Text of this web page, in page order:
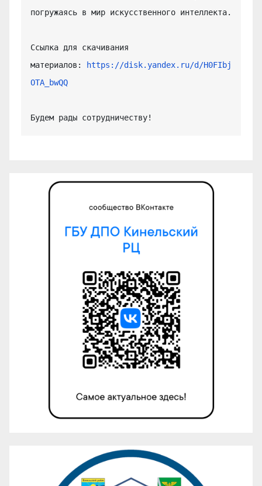
погружаясь в мир искусственного интеллекта.
Ссылка для скачивания
материалов:
https://disk.yandex.ru/d/H0FIbj
OTA_bwQQ
Будем рады сотрудничеству!